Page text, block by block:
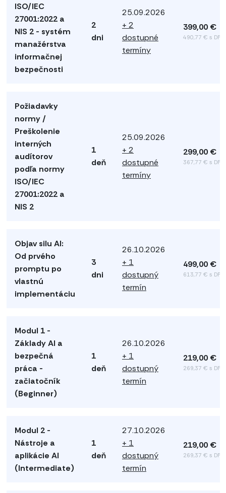
ISO/IEC
27001:2022 a
NIS 2 - systém
manažérstva
informačnej
bezpečnosti
2
dni
25.09.2026
+ 2
dostupné
termíny
399,00 €
490,77 € s DPH
Požiadavky
normy /
Preškolenie
interných
audítorov
podľa normy
ISO/IEC
27001:2022 a
NIS 2
1
deň
25.09.2026
+ 2
dostupné
termíny
299,00 €
367,77 € s DPH
Objav silu AI:
Od prvého
promptu po
vlastnú
implementáciu
3
dni
26.10.2026
+ 1
dostupný
termín
499,00 €
613,77 € s DPH
Modul 1 -
Základy AI a
bezpečná
práca -
začiatočník
(Beginner)
1
deň
26.10.2026
+ 1
dostupný
termín
219,00 €
269,37 € s DPH
Modul 2 -
Nástroje a
aplikácie AI
(Intermediate)
1
deň
27.10.2026
+ 1
dostupný
termín
219,00 €
269,37 € s DPH